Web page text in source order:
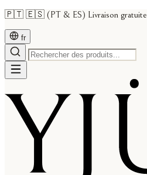
🇵🇹 🇪🇸 (PT & ES) Livraison gratuite
fr